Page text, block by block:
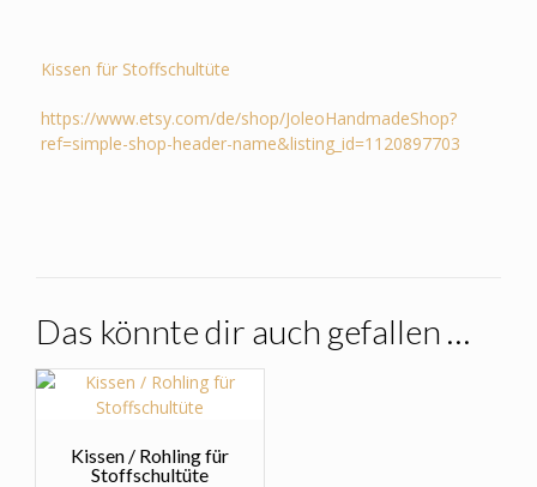
Kissen für Stoffschultüte
https://www.etsy.com/de/shop/JoleoHandmadeShop?
ref=simple-shop-header-name&listing_id=1120897703
Das könnte dir auch gefallen …
Kissen / Rohling für
Stoffschultüte